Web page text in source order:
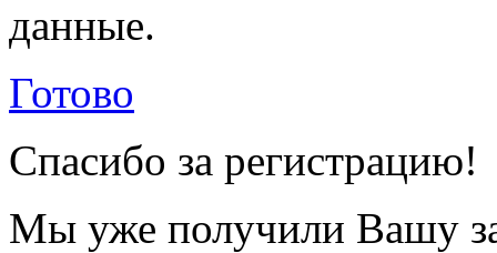
данные.
Готово
Спасибо за регистрацию!
Мы уже получили Вашу